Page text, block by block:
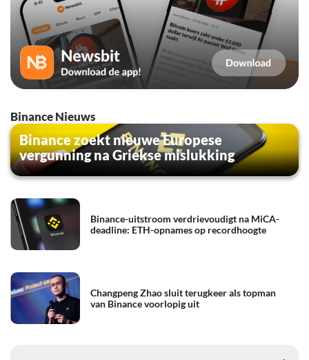
Binance Nieuws
Binance zoekt nieuwe Europese
vergunning na Griekse mislukking
Binance-uitstroom verdrievoudigt na MiCA-
deadline: ETH-opnames op recordhoogte
Changpeng Zhao sluit terugkeer als topman
van Binance voorlopig uit